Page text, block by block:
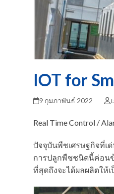
IOT for
9 กุมภาพันธ์ 2022
Real Time Control /
ปัจจุบันพืชเศรษฐกิจที่เ
การปลูกพืชชนิดนี้ค่อน
ที่สุดถึงจะได้ผลผลิตให้